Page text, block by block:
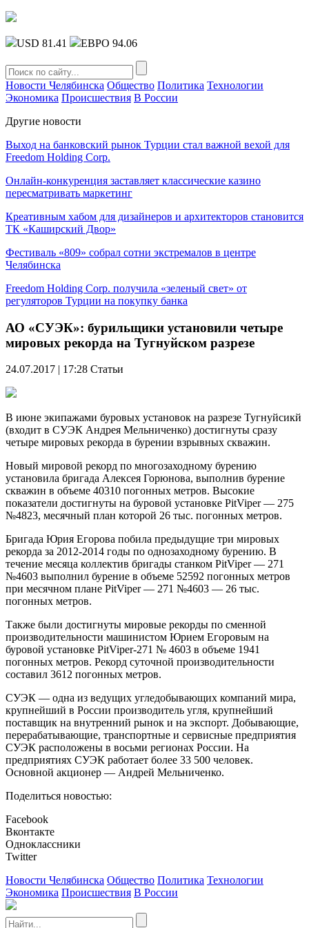
USD 81.41 ЕВРО 94.06
Новости Челябинска Общество Политика Технологии
Экономика Происшествия В России
Другие новости
Выход на банковский рынок Турции стал важной вехой для
Freedom Holding Corp.
Онлайн-конкуренция заставляет классические казино
пересматривать маркетинг
Креативным хабом для дизайнеров и архитекторов становится
ТК «Каширский Двор»
Фестиваль «809» собрал сотни экстремалов в центре
Челябинска
Freedom Holding Corp. получила «зеленый свет» от
регуляторов Турции на покупку банка
АО «СУЭК»: бурильщики установили четыре
мировых рекорда на Тугнуйском разрезе
24.07.2017 | 17:28 Статьи
В июне экипажами буровых установок на разрезе Тугнуйсикй
(входит в СУЭК Андрея Мельниченко) достигнуты сразу
четыре мировых рекорда в бурении взрывных скважин.
Новый мировой рекорд по многозаходному бурению
установила бригада Алексея Горюнова, выполнив бурение
скважин в объеме 40310 погонных метров. Высокие
показатели достигнуты на буровой установке PitViper — 275
№4823, месячный план которой 26 тыс. погонных метров.
Бригада Юрия Егорова побила предыдущие три мировых
рекорда за 2012-2014 годы по однозаходному бурению. В
течение месяца коллектив бригады станком PitViper — 271
№4603 выполнил бурение в объеме 52592 погонных метров
при месячном плане PitViper — 271 №4603 — 26 тыс.
погонных метров.
Также были достигнуты мировые рекорды по сменной
производительности машинистом Юрием Егоровым на
буровой установке PitViper-271 № 4603 в объеме 1941
погонных метров. Рекорд суточной производительности
составил 3612 погонных метров.
СУЭК — одна из ведущих угледобывающих компаний мира,
крупнейший в России производитель угля, крупнейший
поставщик на внутренний рынок и на экспорт. Добывающие,
перерабатывающие, транспортные и сервисные предприятия
СУЭК расположены в восьми регионах России. На
предприятиях СУЭК работает более 33 500 человек.
Основной акционер — Андрей Мельниченко.
Поделиться новостью:
Facebook
Вконтакте
Одноклассники
Twitter
Новости Челябинска Общество Политика Технологии
Экономика Происшествия В России